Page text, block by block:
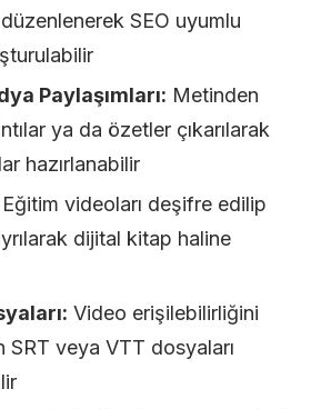
SEO uyumlu
Paylaşımları: Metinden
ya da özetler çıkarılarak
hazırlanabilir
Eğitim videoları deşifre edilip
dijital kitap haline
Video erişilebilirliğini
SRT veya VTT dosyaları